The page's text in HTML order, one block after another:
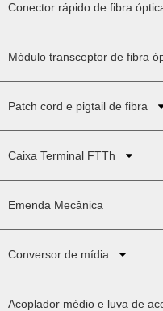
Conector rápido de fibra
Módulo transceptor de fibra
Patch cord e pigtail de fibra
Caixa Terminal FTTh
Emenda Mecânica
Conversor de mídia
Acoplador médio e luva de